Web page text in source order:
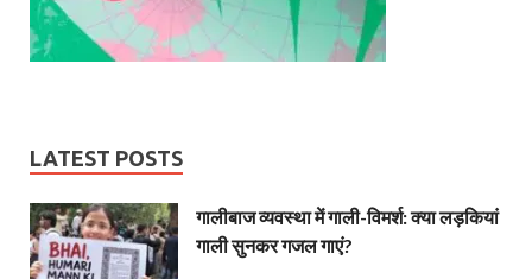
LATEST POSTS
गालीबाज व्‍यवस्‍था में गाली-विमर्श: क्या लड़कियां
गाली सुनकर गजल गाएं?